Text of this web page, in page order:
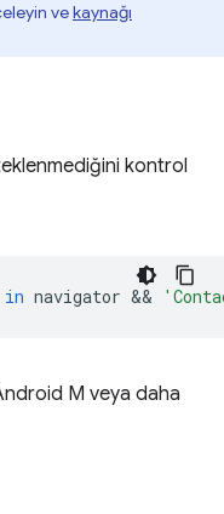
vekaynağı
kontrol
in navigator &&
M veya daha